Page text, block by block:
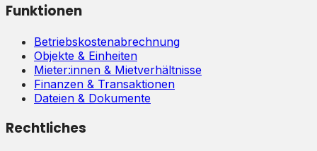
Funktionen
Betriebskostenabrechnung
Objekte & Einheiten
Mieter:innen & Mietverhältnisse
Finanzen & Transaktionen
Dateien & Dokumente
Rechtliches